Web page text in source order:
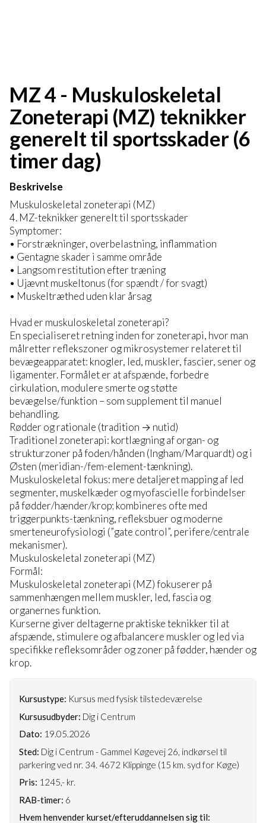
MZ 4 - Muskuloskeletal
Zoneterapi (MZ) teknikker
generelt til sportsskader (6
timer dag)
Beskrivelse
Muskuloskeletal zoneterapi (MZ)
4. MZ-teknikker generelt til sportsskader
Symptomer:
• Forstrækninger, overbelastning, inflammation
• Gentagne skader i samme område
• Langsom restitution efter træning
• Ujævnt muskeltonus (for spændt / for svagt)
• Muskeltræthed uden klar årsag
Hvad er muskuloskeletal zoneterapi?
En specialiseret retning inden for zoneterapi, hvor man
målretter reflekszoner og mikrosystemer relateret til
bevægeapparatet: knogler, led, muskler, fascier, sener og
ligamenter. Formålet er at afspænde, forbedre
cirkulation, modulere smerte og støtte
bevægelse/funktion – som supplement til manuel
behandling.
Rødder og rationale (tradition → nutid)
Traditionel zoneterapi: kortlægning af organ- og
strukturzoner på foden/hånden (Ingham/Marquardt) og i
Østen (meridian-/fem-element-tænkning).
Muskuloskeletal fokus: mere detaljeret mapping af led
segmenter, muskelkæder og myofascielle forbindelser
på fødder/hænder/krop; kombineres ofte med
triggerpunkts-tænkning, refleksbuer og moderne
smerteneurofysiologi (”gate control”, perifere/centrale
mekanismer).
Muskuloskeletal zoneterapi (MZ)
Formål:
Muskuloskeletal zoneterapi (MZ) fokuserer på
sammenhængen mellem muskler, led, fascia og
organernes funktion.
Kurserne giver deltagerne praktiske teknikker til at
afspænde, stimulere og afbalancere muskler og led via
specifikke refleksområder og zoner på fødder, hænder og
krop.
Kursustype: Kursus med fysisk tilstedeværelse
Kursusudbyder: Dig i Centrum
Dato: 19.05.2026
Sted: Dig i Centrum - Gammel Køgevej 26, indkørsel til
parkering ved nr. 34. 4672 Klippinge (15 km. syd for Køge)
Pris: 1245,- kr.
RAB-timer: 6
Hvem henvender kurset/efteruddannelsen sig til: